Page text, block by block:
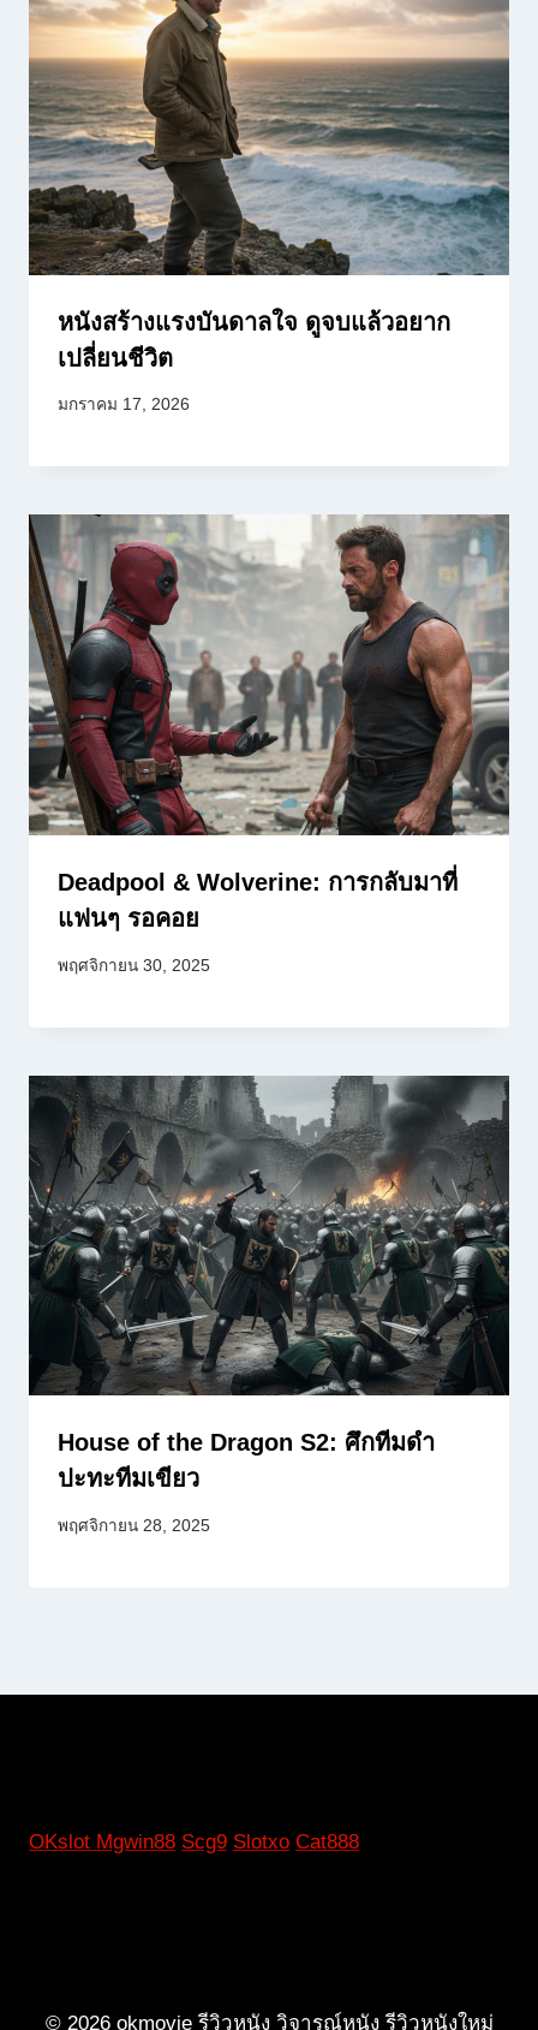
หนังสร้างแรงบันดาลใจ ดูจบแล้วอยาก
เปลี่ยนชีวิต
มกราคม 17, 2026
Deadpool & Wolverine: การกลับมาที่
แฟนๆ รอคอย
พฤศจิกายน 30, 2025
House of the Dragon S2: ศึกทีมดำ
ปะทะทีมเขียว
พฤศจิกายน 28, 2025
OKslot Mgwin88 Scg9 Slotxo Cat888
© 2026 okmovie รีวิวหนัง วิจารณ์หนัง รีวิวหนังใหม่